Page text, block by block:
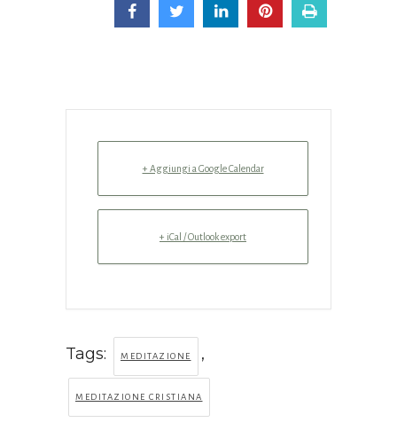
+ Aggiungi a Google Calendar
+ iCal / Outlook export
Tags: MEDITAZIONE ,
MEDITAZIONE CRISTIANA